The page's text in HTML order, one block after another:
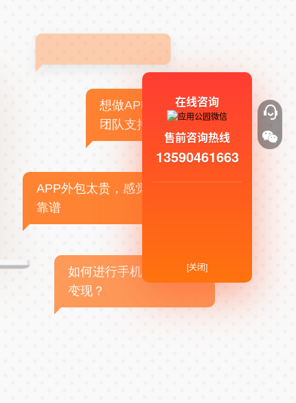
想做APP，但没有技术
团队支持
APP外包太贵，感觉不
靠谱
如何进行手机APP商业
变现？
在线咨询
售前咨询热线
13590461663
[关闭]